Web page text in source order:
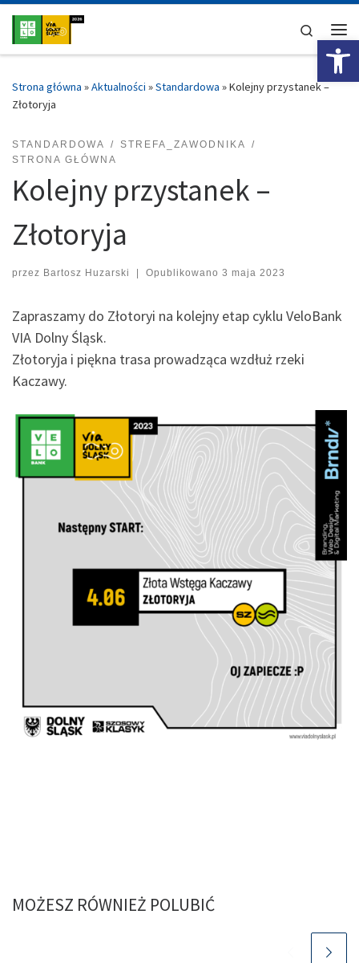
Przejdź do treści
Search
Strona główna »Aktualności »Standardowa »Kolejny przystanek –
Złotoryja
STANDARDOWA
STREFA_ZAWODNIKA
STRONA GŁÓWNA
Kolejny przystanek –
Złotoryja
przez Bartosz Huzarski Opublikowano 3 maja 2023
Zapraszamy do Złotoryi na kolejny etap cyklu VeloBank
VIA Dolny Śląsk.
Złotoryja i piękna trasa prowadząca wzdłuż rzeki
Kaczawy.
MOŻESZ RÓWNIEŻ POLUBIĆ